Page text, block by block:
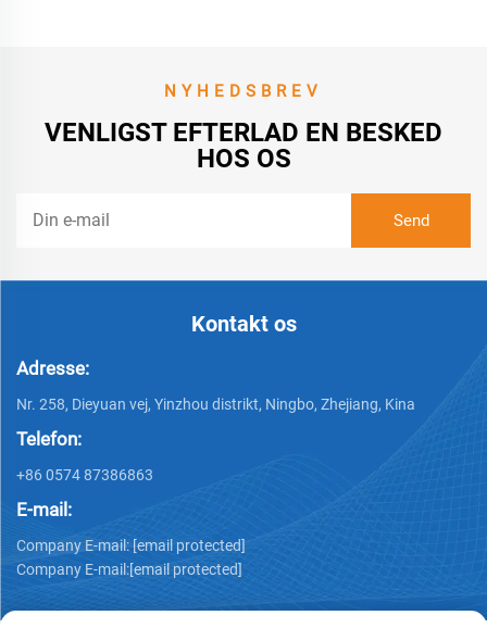
NYHEDSBREV
VENLIGST EFTERLAD EN BESKED
HOS OS
Kontakt os
Adresse:
Nr. 258, Dieyuan vej, Yinzhou distrikt, Ningbo, Zhejiang, Kina
Telefon:
+86 0574 87386863
E-mail:
Company E-mail:[email protected]
Company E-mail:[email protected]